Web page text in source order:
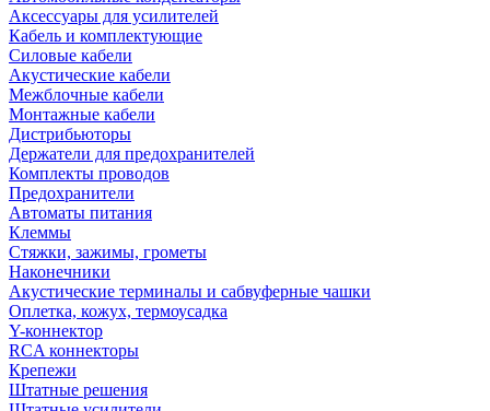
Аксессуары для усилителей
Кабель и комплектующие
Силовые кабели
Акустические кабели
Межблочные кабели
Монтажные кабели
Дистрибьюторы
Держатели для предохранителей
Комплекты проводов
Предохранители
Автоматы питания
Клеммы
Стяжки, зажимы, грометы
Наконечники
Акустические терминалы и сабвуферные чашки
Оплетка, кожух, термоусадка
Y-коннектор
RCA коннекторы
Крепежи
Штатные решения